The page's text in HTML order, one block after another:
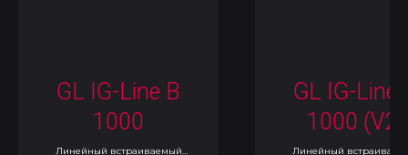
GL IG-Line B
1000
Линейный встраиваемый
GL IG-Line
1000 (V2)
Линейный